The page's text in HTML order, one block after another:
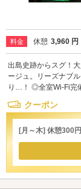
料金 休憩 3,960 円
出島史跡からスグ！
ージュ。リーズナブ
り…！ ◎全室Wi-Fi完
クーポン
[月～木] 休憩300